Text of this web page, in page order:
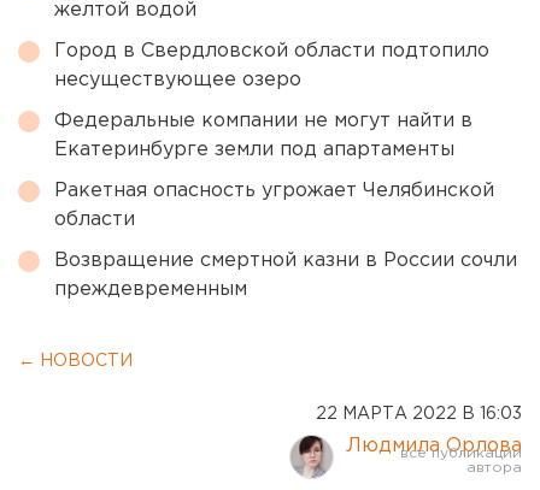
желтой водой
Город в Свердловской области подтопило
несуществующее озеро
Федеральные компании не могут найти в
Екатеринбурге земли под апартаменты
Ракетная опасность угрожает Челябинской
области
Возвращение смертной казни в России сочли
преждевременным
← НОВОСТИ
22 МАРТА 2022 В 16:03
Людмила Орлова